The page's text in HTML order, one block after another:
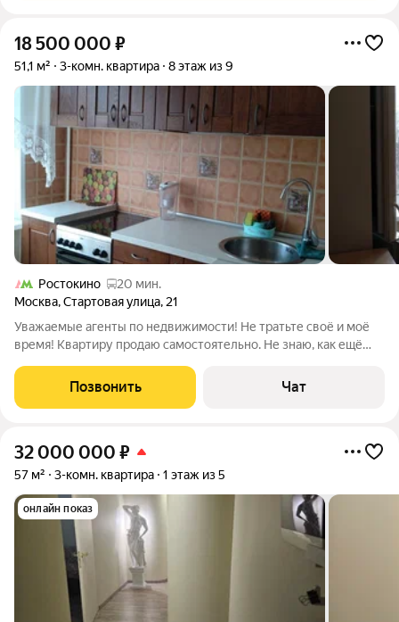
18 500 000 ₽
51,1 м² 3-комн. квартира 8 этаж из 9
Ростокино
20 мин.
Москва,Стартовая улица, 21
Уважаемые агенты по недвижимости! Не тратьте своё и моё
время! Квартиру продаю самостоятельно. Не знаю, как ещё
СОГЛАШЕНИЙ, НИКАКИХ КОМИССИЙ! Я работаю
исключительно со своим юристом - все сделки
Позвонить Чат
32 000 000 ₽
57 м² 3-комн. квартира 1 этаж из 5
онлайн показ